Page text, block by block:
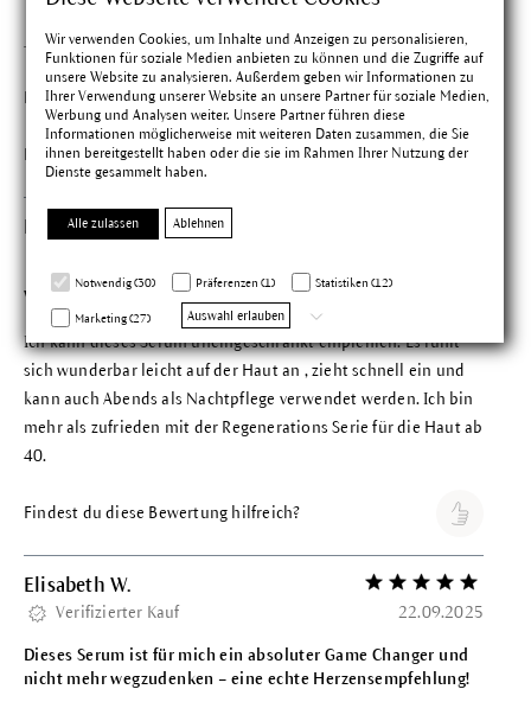
Wir verwenden Cookies, um Inhalte und Anzeigen zu personalisieren,
Funktionen für soziale Medien anbieten zu können und die Zugriffe auf
unsere Website zu analysieren. Außerdem geben wir Informationen zu
Ihrer Verwendung unserer Website an unsere Partner für soziale Medien,
Werbung und Analysen weiter. Unsere Partner führen diese
Informationen möglicherweise mit weiteren Daten zusammen, die Sie
ihnen bereitgestellt haben oder die sie im Rahmen Ihrer Nutzung der
Dienste gesammelt haben.
Alle zulassen Ablehnen
Notwendig (30) Präferenzen (1) Statistiken (12)
Marketing (27) Auswahl erlauben
Verifizierter Kauf
Tolles Serum
Hinterlässt ein sehr angenehmes Hautgefühl.
Findest du diese Bewertung hilfreich?
Patricia S.
Wunderbar
Ich kann dieses Serum uneingeschränkt empfehlen. Es fühlt
sich wunderbar leicht auf der Haut an , zieht schnell ein und
kann auch Abends als Nachtpflege verwendet werden. Ich bin
mehr als zufrieden mit der Regenerations Serie für die Haut ab
40.
Findest du diese Bewertung hilfreich?
Elisabeth W. Bewertung mit 5
Verifizierter Kauf 22.09.2025
Dieses Serum ist für mich ein absoluter Game Changer und
nicht mehr wegzudenken – eine echte Herzensempfehlung!